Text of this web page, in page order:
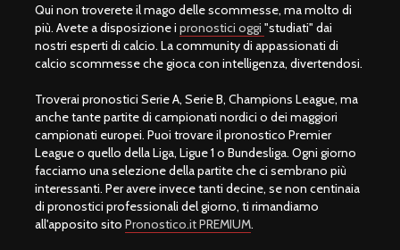
Qui non troverete il mago delle scommesse, ma molto di
più. Avete a disposizione i pronostici oggi "studiati" dai
nostri esperti di calcio. La community di appassionati di
calcio scommesse che gioca con intelligenza, divertendosi.
Troverai pronostici Serie A, Serie B, Champions League, ma
anche tante partite di campionati nordici o dei maggiori
campionati europei. Puoi trovare il pronostico Premier
League o quello della Liga, Ligue 1 o Bundesliga. Ogni giorno
facciamo una selezione della partite che ci sembrano più
interessanti. Per avere invece tanti decine, se non centinaia
di pronostici professionali del giorno, ti rimandiamo
all'apposito sito Pronostico.it PREMIUM.